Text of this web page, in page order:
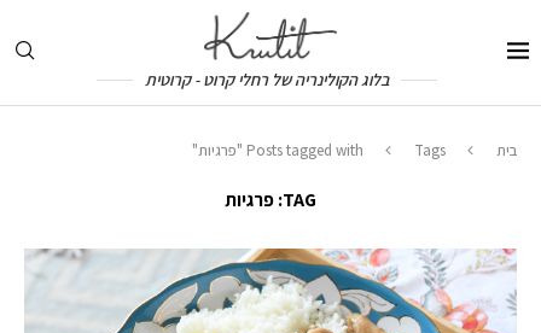
בלוג הקולינריה של רחלי קרוט - קרוטית
בית Tags Posts tagged with "פרגיות"
TAG: פרגיות